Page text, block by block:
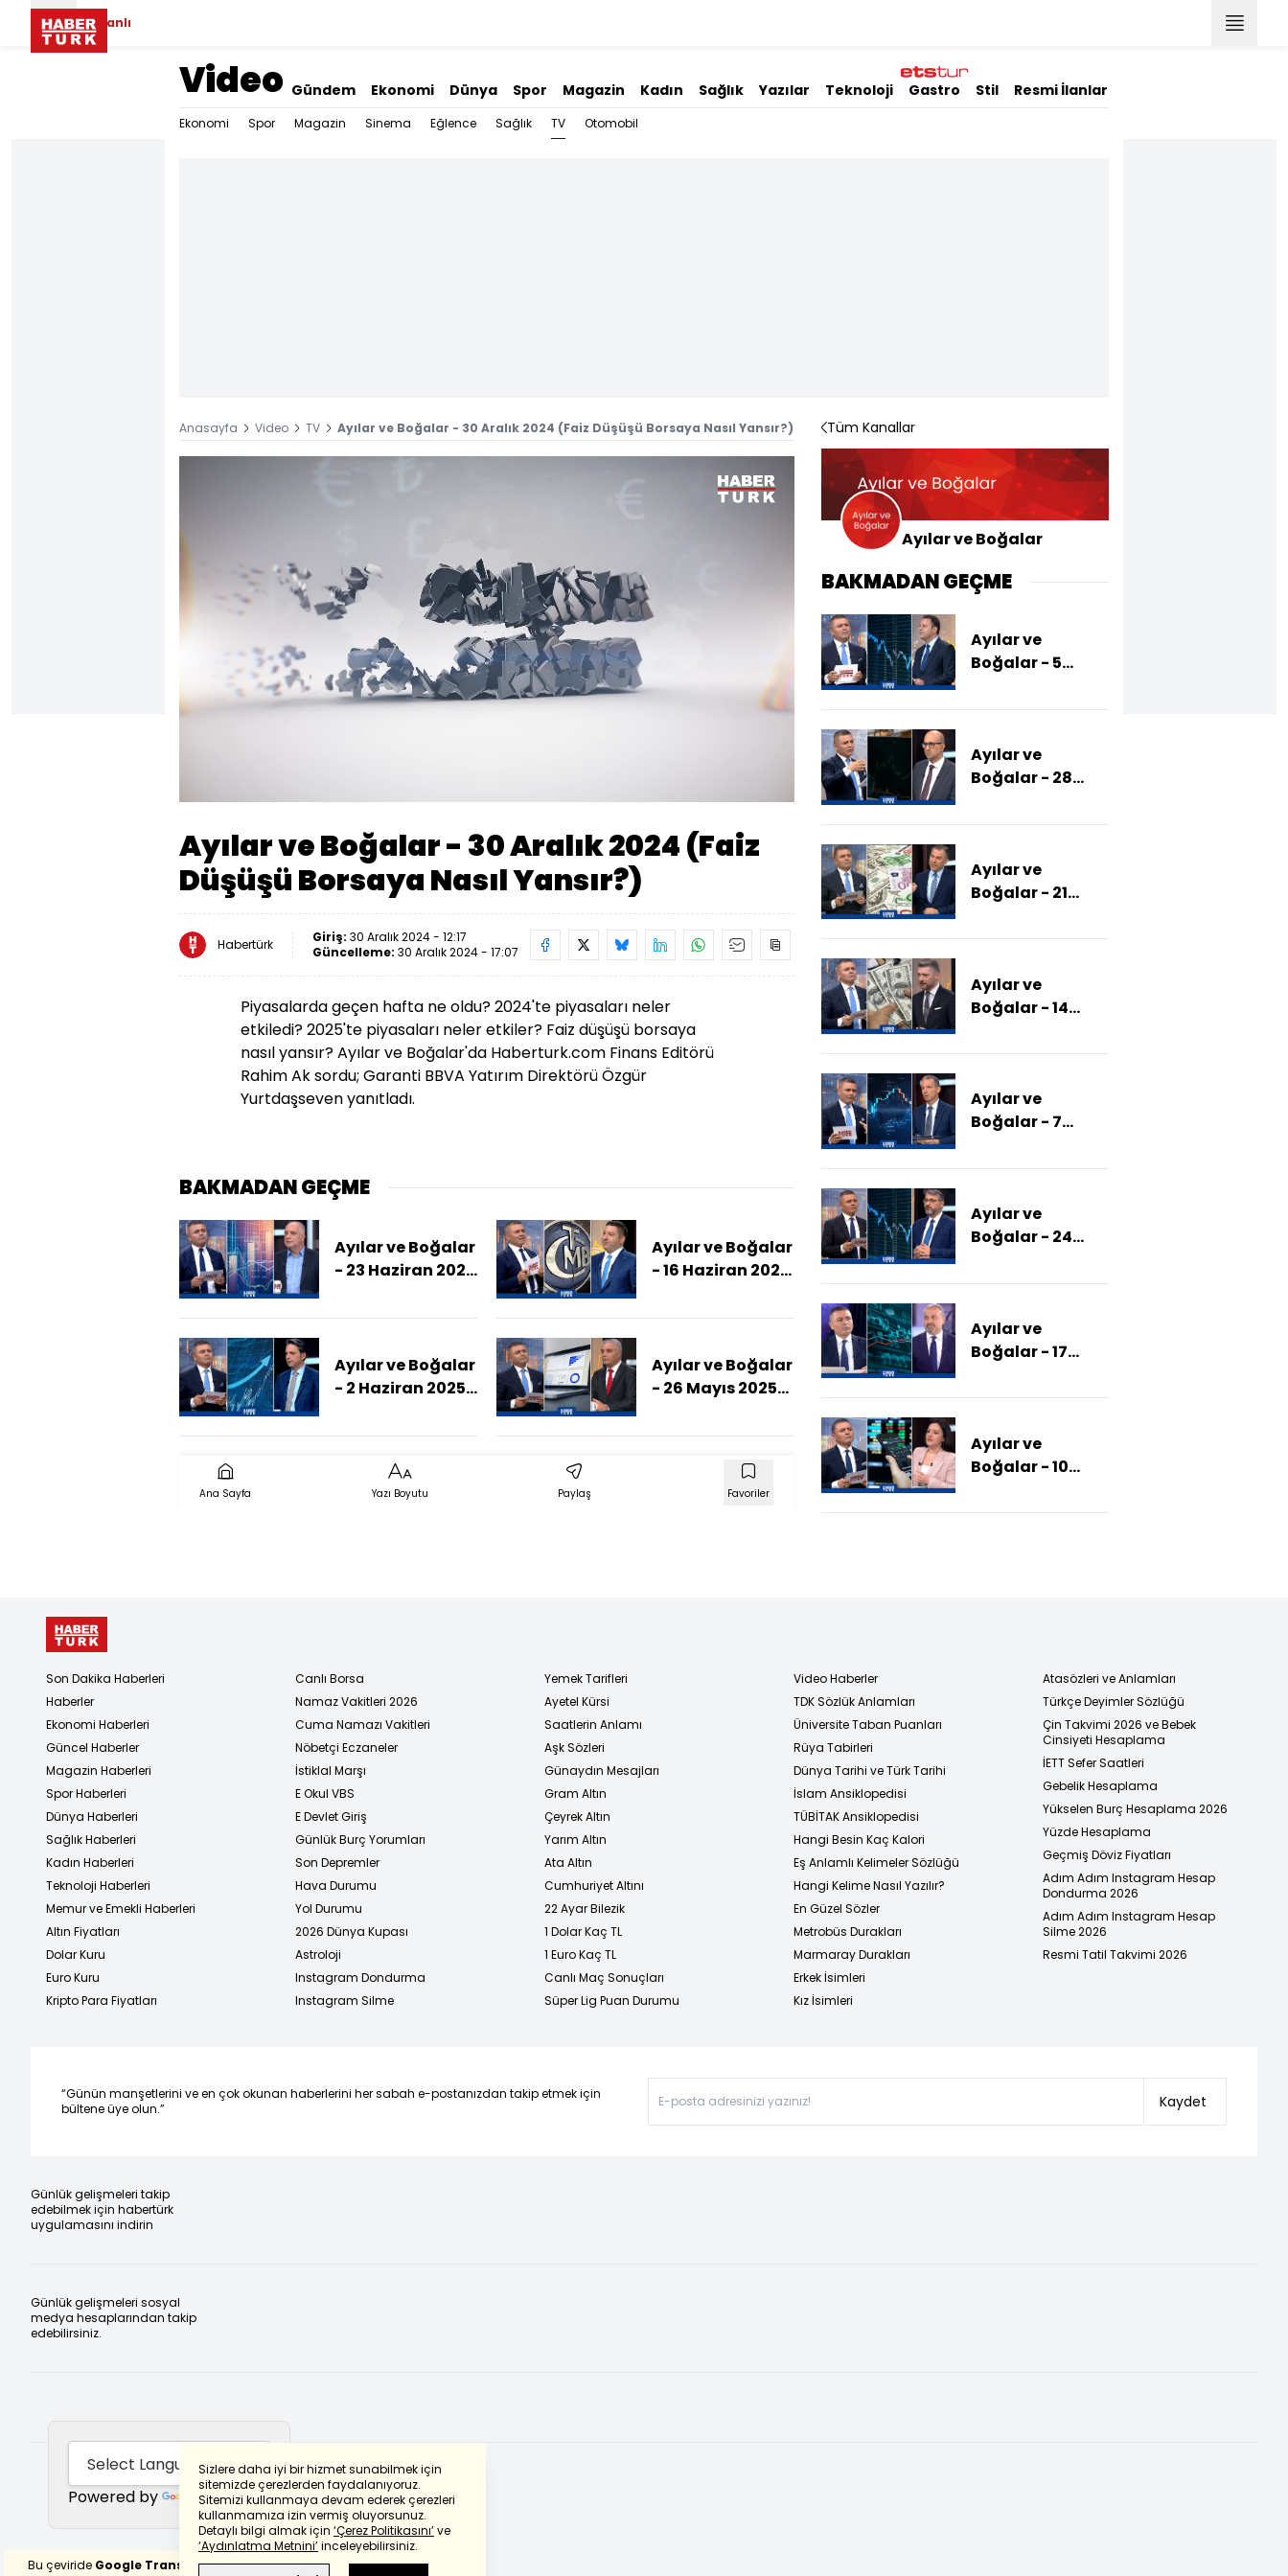
Canlı
Video Gündem Ekonomi Dünya Spor Magazin Kadın Sağlık Yazılar Teknoloji Gastro Stil Resmi İlanlar
Ekonomi Spor Magazin Sinema Eğlence Sağlık TV Otomobil
Anasayfa Video TV Ayılar ve Boğalar - 30 Aralık 2024 (Faiz Düşüşü Borsaya Nasıl Yansır?)
Ayılar ve Boğalar - 30 Aralık 2024 (Faiz
Düşüşü Borsaya Nasıl Yansır?)
Habertürk Giriş: 30 Aralık 2024 - 12:17
Güncelleme: 30 Aralık 2024 - 17:07
Piyasalarda geçen hafta ne oldu? 2024'te piyasaları neler
etkiledi? 2025'te piyasaları neler etkiler? Faiz düşüşü borsaya
nasıl yansır? Ayılar ve Boğalar'da Haberturk.com Finans Editörü
Rahim Ak sordu; Garanti BBVA Yatırım Direktörü Özgür
Yurtdaşseven yanıtladı.
BAKMADAN GEÇME
Ayılar ve Boğalar
- 23 Haziran 2025
Piyasalara Etkisi
Ayılar ve Boğalar
- 16 Haziran 2025
Faiz İndirimine
Ayılar ve Boğalar
- 2 Haziran 2025
Hedefleri Tutar
Ayılar ve Boğalar
- 26 Mayıs 2025
Portföyü Nasıl
Ana Sayfa Yazı Boyutu Paylaş Favoriler
Tüm Kanallar
Ayılar ve Boğalar
BAKMADAN GEÇME
Ayılar ve
Boğalar - 5
(Borsada Yön Ne
Ayılar ve
Boğalar - 28
(2025'te Hangi
Çıkıyor Yatırımcı
Nasıl Hareket
Ayılar ve
Boğalar - 21
Ve Dolar Yıl Sonu
Ayılar ve
Boğalar - 14
(Dünya
Şekillenecek?)
Ayılar ve
Boğalar - 7
(Trump Vergileri
Etkiledi?)
Ayılar ve
Boğalar - 24
(Piyasaları
Faktörler Ne?)
Ayılar ve
Boğalar - 17
(Türkiye - AB
Nasıl İzliyor?)
Ayılar ve
Boğalar - 10
(Ticaret
Sizlere daha iyi bir hizmet sunabilmek için
sitemizde çerezlerden faydalanıyoruz.
Sitemizi kullanmaya devam ederek çerezleri
kullanmamıza izin vermiş oluyorsunuz.
Detaylı bilgi almak için ‘Çerez Politikasını’ve
‘Aydınlatma Metnini’inceleyebilirsiniz.
Son Dakika Haberleri
Haberler
Ekonomi Haberleri
Güncel Haberler
Magazin Haberleri
Spor Haberleri
Dünya Haberleri
Sağlık Haberleri
Kadın Haberleri
Teknoloji Haberleri
Memur ve Emekli Haberleri
Altın Fiyatları
Dolar Kuru
Euro Kuru
Kripto Para Fiyatları
Canlı Borsa
Namaz Vakitleri 2026
Cuma Namazı Vakitleri
Nöbetçi Eczaneler
İstiklal Marşı
E Okul VBS
E Devlet Giriş
Günlük Burç Yorumları
Son Depremler
Hava Durumu
Yol Durumu
2026 Dünya Kupası
Astroloji
Instagram Dondurma
Instagram Silme
Yemek Tarifleri
Ayetel Kürsi
Saatlerin Anlamı
Aşk Sözleri
Günaydın Mesajları
Gram Altın
Çeyrek Altın
Yarım Altın
Ata Altın
Cumhuriyet Altını
22 Ayar Bilezik
1 Dolar Kaç TL
1 Euro Kaç TL
Canlı Maç Sonuçları
Süper Lig Puan Durumu
Video Haberler
TDK Sözlük Anlamları
Üniversite Taban Puanları
Rüya Tabirleri
Dünya Tarihi ve Türk Tarihi
İslam Ansiklopedisi
TÜBİTAK Ansiklopedisi
Hangi Besin Kaç Kalori
Eş Anlamlı Kelimeler Sözlüğü
Hangi Kelime Nasıl Yazılır?
En Güzel Sözler
Metrobüs Durakları
Marmaray Durakları
Erkek İsimleri
Kız İsimleri
Atasözleri ve Anlamları
Türkçe Deyimler Sözlüğü
Çin Takvimi 2026 ve Bebek
Cinsiyeti Hesaplama
İETT Sefer Saatleri
Gebelik Hesaplama
Yükselen Burç Hesaplama 2026
Yüzde Hesaplama
Geçmiş Döviz Fiyatları
Adım Adım Instagram Hesap
Dondurma 2026
Adım Adım Instagram Hesap
Silme 2026
Resmi Tatil Takvimi 2026
“Günün manşetlerini ve en çok okunan haberlerini her sabah e-postanızdan takip etmek için
bültene üye olun.”
Kaydet
Günlük gelişmeleri takip
edebilmek için habertürk
uygulamasını indirin
Günlük gelişmeleri sosyal
medya hesaplarından takip
edebilirsiniz.
Powered by Translate
Bu çeviride Google Transletekullanılmıştır.